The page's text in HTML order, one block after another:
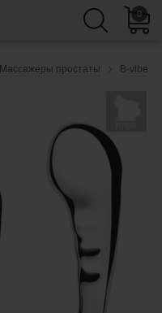
0
Массажеры простаты B-vibe